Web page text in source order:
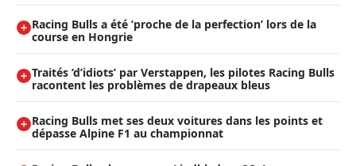
Racing Bulls a été ’proche de la perfection’ lors de la
course en Hongrie
Traités ’d’idiots’ par Verstappen, les pilotes Racing Bulls
racontent les problèmes de drapeaux bleus
Racing Bulls met ses deux voitures dans les points et
dépasse Alpine F1 au championnat